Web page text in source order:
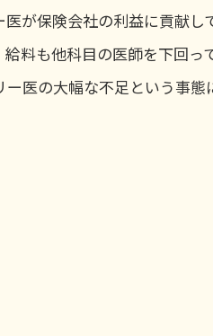
が保険会社の利益に貢献
料も他科目の医師を下回っ
医の大幅な不足という事態